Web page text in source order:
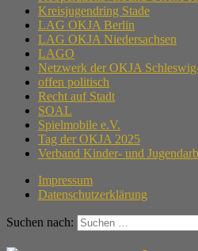
Kreisjugendring Stade
LAG OKJA Berlin
LAG OKJA Niedersachsen
LAGO
Netzwerk der OKJA
offen politisch
Recht auf Stadt
SOAL
Spielmobile e.V.
Tag der OKJA 2025
Verband Kinder- und
Impressum
Datenschutzerklärung
Suchen nach: